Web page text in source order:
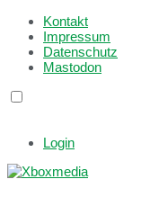
Kontakt
Impressum
Datenschutz
Mastodon
Login